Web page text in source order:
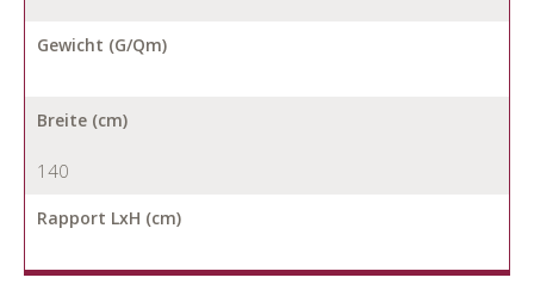
Gewicht (G/Qm)
Breite (cm)
140
Rapport LxH (cm)